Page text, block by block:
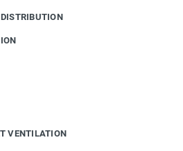
VENTILATION